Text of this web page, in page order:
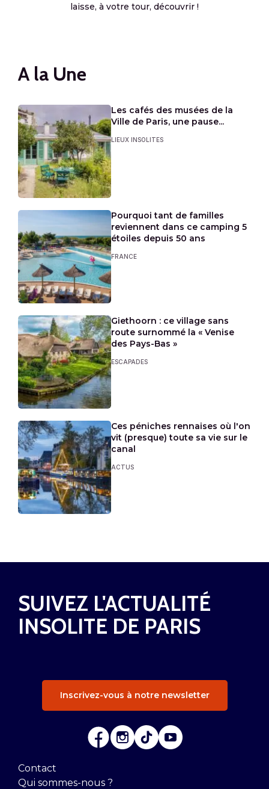
laisse, à votre tour, découvrir !
A la Une
Les cafés des musées de la
Ville de Paris, une pause...
LIEUX INSOLITES
Pourquoi tant de familles
reviennent dans ce camping 5
étoiles depuis 50 ans
FRANCE
Giethoorn : ce village sans
route surnommé la « Venise
des Pays-Bas »
ESCAPADES
Ces péniches rennaises où l'on
vit (presque) toute sa vie sur le
canal
ACTUS
SUIVEZ L'ACTUALITÉ
INSOLITE DE PARIS
Inscrivez-vous à notre newsletter
Contact
Qui sommes-nous ?